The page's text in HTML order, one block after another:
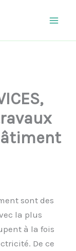
sont des
la plus
à la fois
De ce